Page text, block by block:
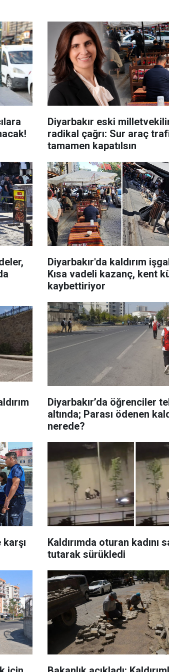
Diyarbakır eski
radikal çağrı: Sur araç
tamamen kapatılsın
Diyarbakır'da kaldırım
Kısa vadeli kazanç, kent
kaybettiriyor
Diyarbakır’da öğrenciler
altında; Parası ödenen
nerede?
Kaldırımda oturan kadını
tutarak sürükledi